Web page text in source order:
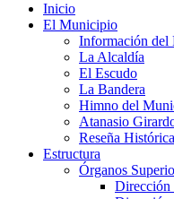
Inicio
El Municipio
Información del
La Alcaldía
El Escudo
La Bandera
Himno del
Atanasio
Reseña
Estructura
Órganos
Dirección